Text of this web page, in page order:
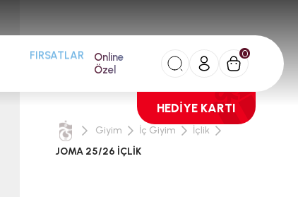
FIRSATLAR
Online
Özel
0
HEDİYE KARTI
Giyim İç Giyim
İçlik
JOMA 25/26 İÇLİK